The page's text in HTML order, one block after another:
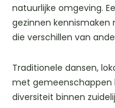
natuurlijke omgeving.
gezinnen kennismaken
die verschillen van
Traditionele dansen,
met gemeenschappen
diversiteit binnen